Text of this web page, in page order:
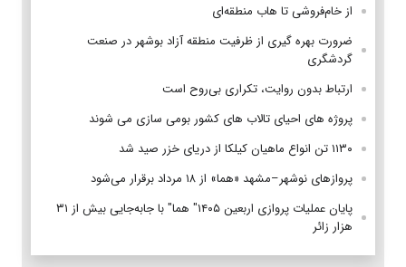
از خام‌فروشی تا هاب منطقه‌ای
ضرورت بهره گیری از ظرفیت منطقه آزاد بوشهر در صنعت
گردشگری
ارتباط بدون روایت، تکراری بی‌روح است
پروژه های احیای تالاب های کشور بومی سازی می شوند
۱۱۳۰ تن انواع ماهیان کیلکا از دریای خزر صید شد
پروازهای نوشهر–مشهد «هما» از ۱۸ مرداد برقرار می‌شود
پایان عملیات پروازی اربعین ۱۴۰۵" هما" با جابه‌جایی بیش از ۳۱
هزار زائر